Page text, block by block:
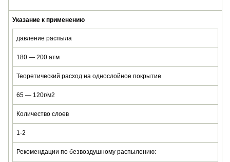
Указание к применению
давление распыла
180 — 200 атм
Теоретический расход на однослойное покрытие
65 — 120г/м2
Количество слоев
1-2
Рекомендации по безвоздушному распылению: